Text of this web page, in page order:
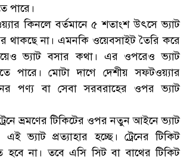
পারে।
কিনলে বর্তমানে ৫ শতাংশ উৎসে ভ্যাট
থাকছে না। এমনকি ওয়েবসাইট তৈরি করে
ভ্যাট বসার কথা। এর ওপরেও ভ্যাট
পারে। মোটা দাগে দেশীয় সফটওয়্যার
পণ্য বা সেবা সরবরাহের ওপর ভ্যাট
ভ্রমণের টিকিটের ওপর নতুন আইনে ভ্যাট
ভ্যাট প্রত্যাহার হচ্ছে। ট্রেনের টিকিট
হবে না। তবে এসি সিট বা বাথের টিকিট